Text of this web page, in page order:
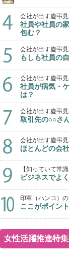
会社が出す慶弔
社員や社員の
包む？
会社が出す慶弔
もしも社員の
会社が出す慶弔
社員が病気・
は？
会社が出す慶弔
取引先の○○さ
会社が出す慶弔
ほとんどの会
【知っていて常識
ビジネスでよ
印章（ハンコ）
ここがポイン
女性活躍推進特集